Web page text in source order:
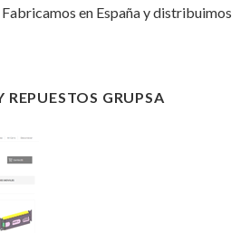
en España y distribuimos
GRUPSA